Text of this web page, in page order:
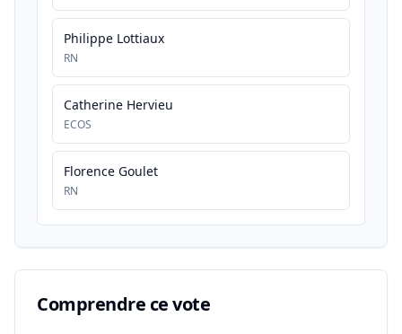
Philippe Lottiaux
RN
Catherine Hervieu
ECOS
Florence Goulet
RN
Comprendre ce vote